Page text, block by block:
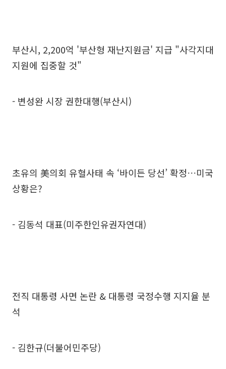
부산시, 2,200억 '부산형 재난지원금' 지급 "사각지대
지원에 집중할 것"
- 변성완 시장 권한대행(부산시)
초유의 美의회 유혈사태 속 ‘바이든 당선’ 확정…미국
상황은?
- 김동석 대표(미주한인유권자연대)
전직 대통령 사면 논란 & 대통령 국정수행 지지율 분
석
- 김한규(더불어민주당)